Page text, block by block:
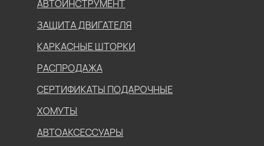
АВТОИНСТРУМЕНТ
ЗАЩИТА ДВИГАТЕЛЯ
КАРКАСНЫЕ ШТОРКИ
РАСПРОДАЖА
СЕРТИФИКАТЫ ПОДАРОЧНЫЕ
ХОМУТЫ
АВТОАКСЕССУАРЫ